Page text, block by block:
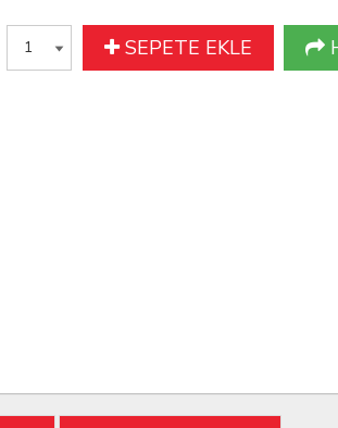
SEPETE EKLE